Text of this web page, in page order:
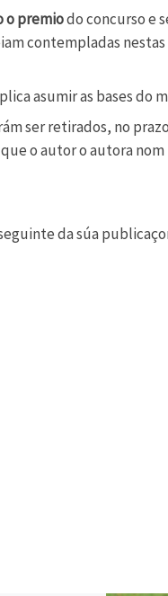
o premiodo concurso e
contempladas
asumir as bases do
ser retirados, no
o autor o autora
da súa